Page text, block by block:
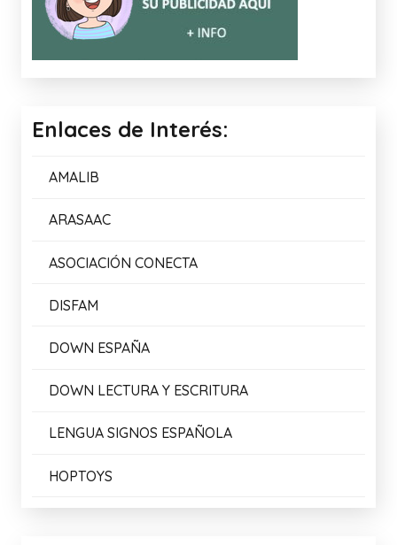
Enlaces de Interés:
AMALIB
ARASAAC
ASOCIACIÓN CONECTA
DISFAM
DOWN ESPAÑA
DOWN LECTURA Y ESCRITURA
LENGUA SIGNOS ESPAÑOLA
HOPTOYS